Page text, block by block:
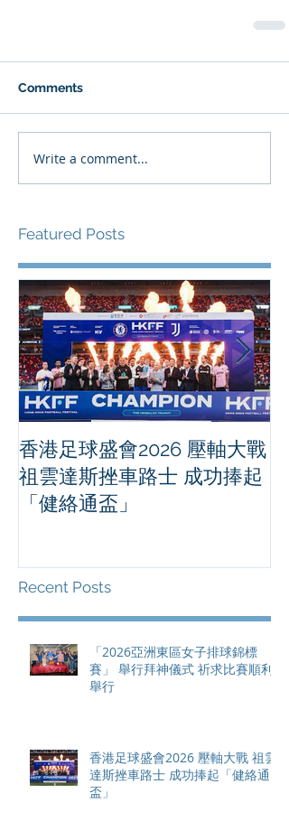
Comments
Write a comment...
Featured Posts
香港足球盛會2026 壓軸大戰
祖雲達斯挫車路士 成功捧起
「健絡通盃」
Recent Posts
「2026亞洲東區女子排球錦標
賽」 舉行拜神儀式 祈求比賽順利
舉行
香港足球盛會2026 壓軸大戰 祖雲
達斯挫車路士 成功捧起「健絡通
盃」